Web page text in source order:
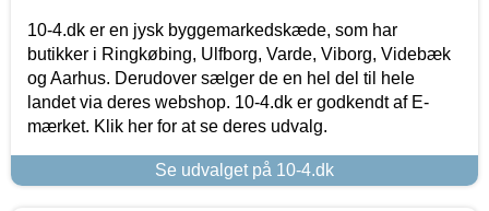
10-4.dk er en jysk byggemarkedskæde, som har
butikker i Ringkøbing, Ulfborg, Varde, Viborg, Videbæk
og Aarhus. Derudover sælger de en hel del til hele
landet via deres webshop. 10-4.dk er godkendt af E-
mærket. Klik her for at se deres udvalg.
Se udvalget på 10-4.dk